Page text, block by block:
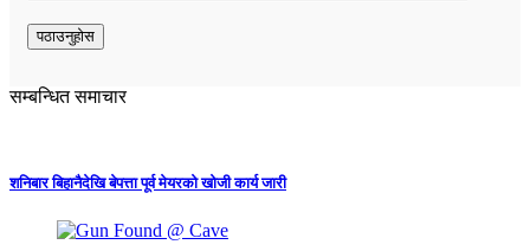
सम्बन्धित समाचार
शनिबार बिहानैदेखि बेपत्ता पूर्व मेयरको खोजी कार्य जारी